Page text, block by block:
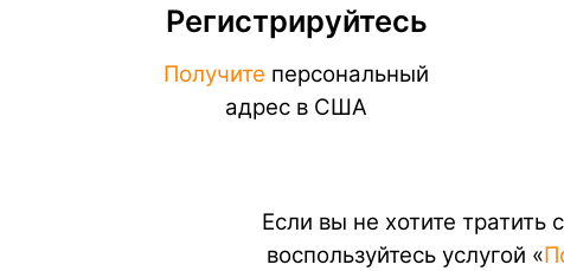
Регистрируйтесь
Получите персональный
адрес в США
Если вы не хотите тратить
воспользуйтесь услугой «